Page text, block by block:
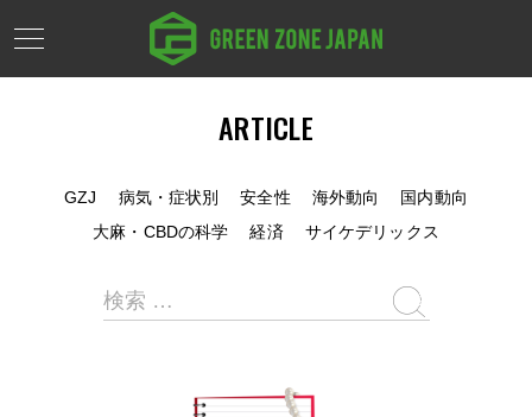
ARTICLE
GZJ 病気・症状別 安全性 海外動向
国内動向
大麻・CBDの科学
経済 サイケデリックス